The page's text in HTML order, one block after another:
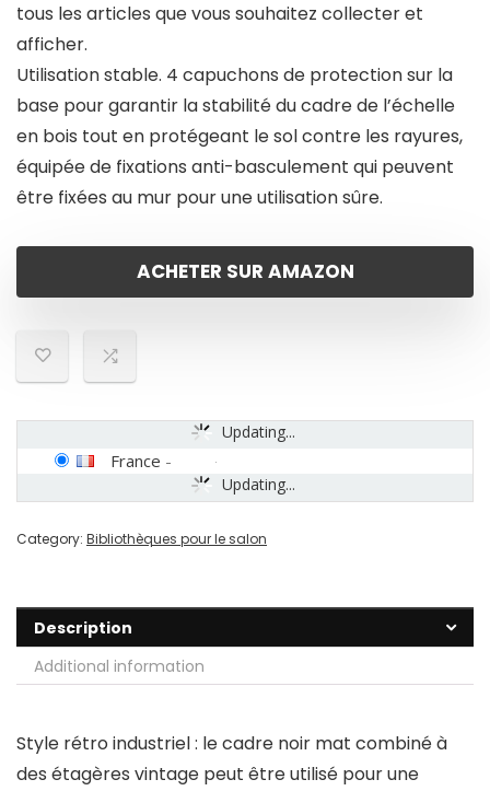
tous les articles que vous souhaitez collecter et
afficher.
Utilisation stable. 4 capuchons de protection sur la
base pour garantir la stabilité du cadre de l’échelle
en bois tout en protégeant le sol contre les rayures,
équipée de fixations anti-basculement qui peuvent
être fixées au mur pour une utilisation sûre.
ACHETER SUR AMAZON
Updating...
Updating...
France -
Category: Bibliothèques pour le salon
Description
Additional information
Style rétro industriel : le cadre noir mat combiné à
des étagères vintage peut être utilisé pour une